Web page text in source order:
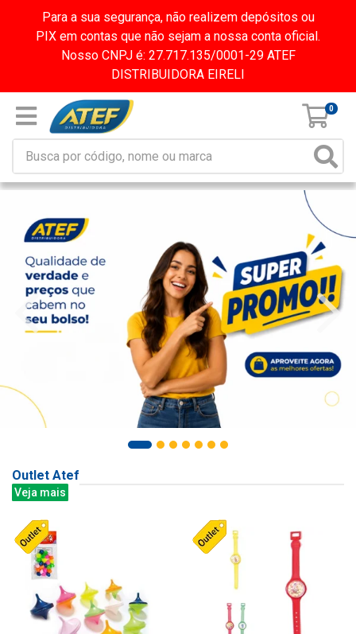
Para a sua segurança, não realizem depósitos ou
PIX em contas que não sejam a nossa conta oficial.
Nosso CNPJ é: 27.717.135/0001-29 ATEF
DISTRIBUIDORA EIRELI
0
Outlet Atef
Veja mais